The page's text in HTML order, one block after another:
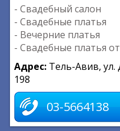
- Свадебный салон
- Свадебные платья
- Вечерние платья
- Свадебные платья
Адрес: Тель-Авив, ул.
198
03-5664138